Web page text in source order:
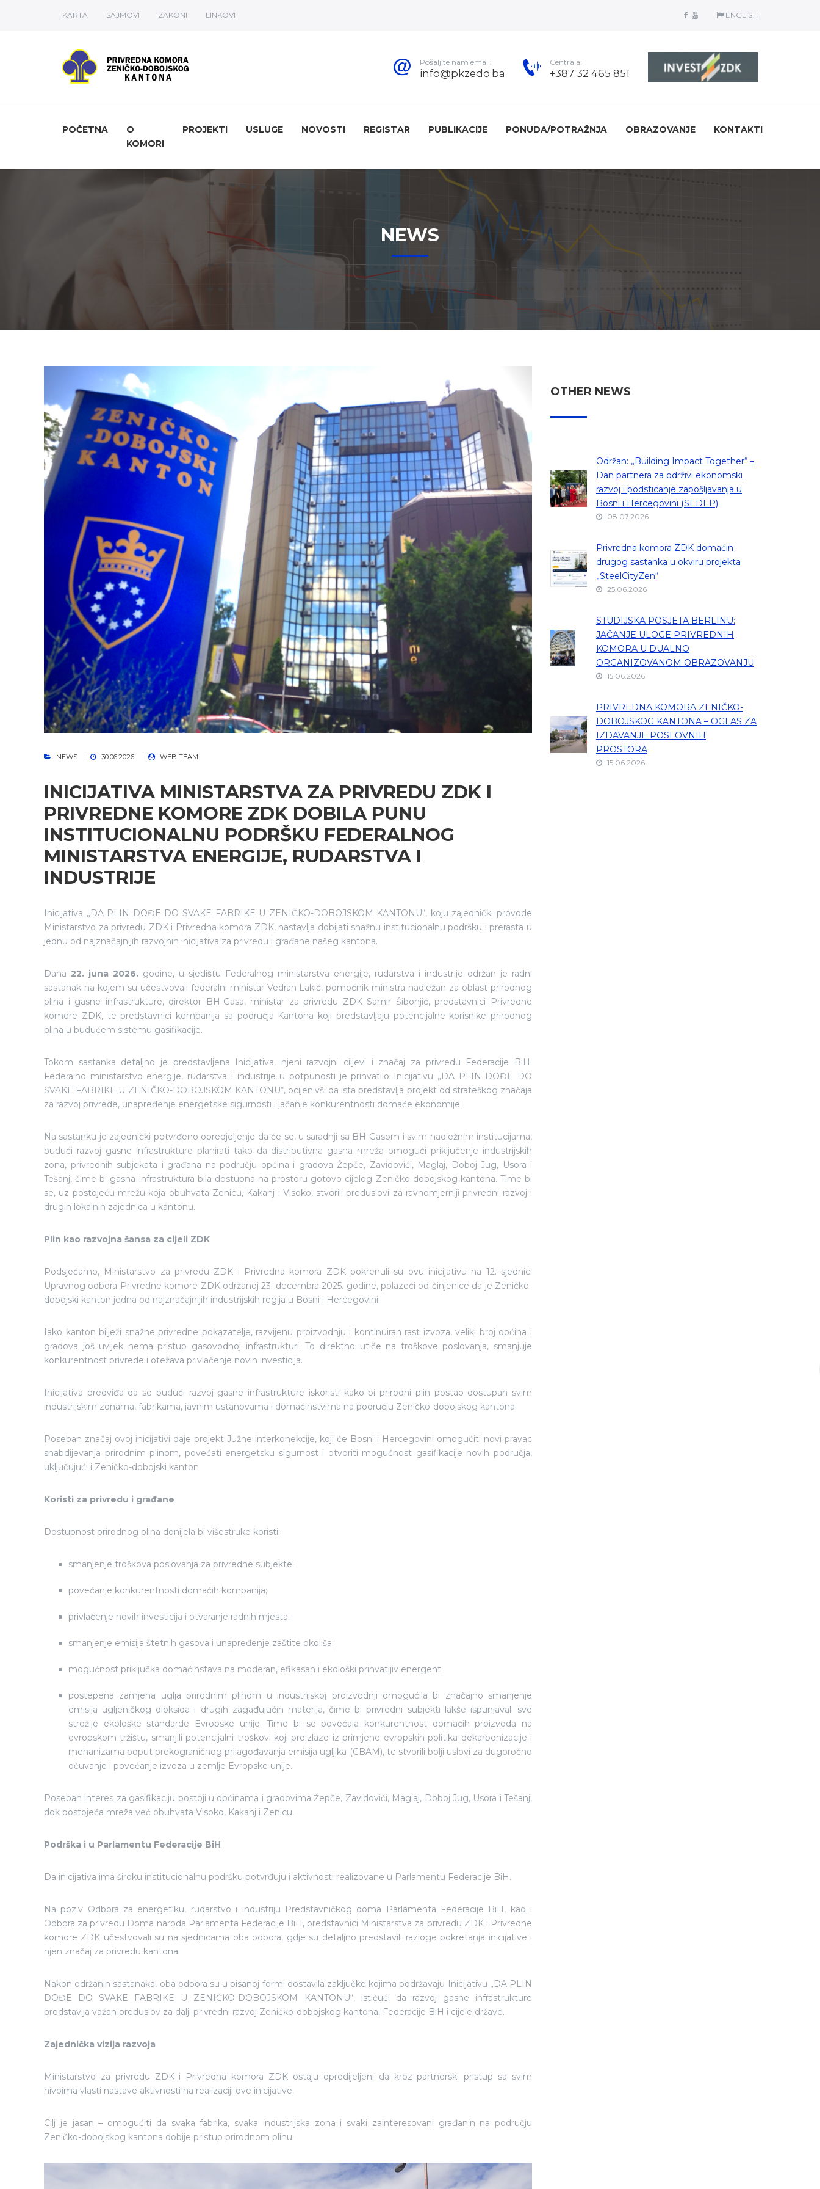
KARTA SAJMOVI ZAKONI LINKOVI ENGLISH
Pošaljite nam email:
info@pkzedo.ba
Centrala:
+387 32 465 851
POČETNA
O
KOMORI
PROJEKTI USLUGE NOVOSTI REGISTAR PUBLIKACIJE PONUDA/POTRAŽNJA OBRAZOVANJE KONTAKTI
NEWS
NEWS 30.06.2026. WEB TEAM
INICIJATIVA MINISTARSTVA ZA PRIVREDU ZDK I
PRIVREDNE KOMORE ZDK DOBILA PUNU
INSTITUCIONALNU PODRŠKU FEDERALNOG
MINISTARSTVA ENERGIJE, RUDARSTVA I
INDUSTRIJE
Inicijativa „DA PLIN DOĐE DO SVAKE FABRIKE U ZENIČKO-DOBOJSKOM KANTONU“, koju zajednički provode
Ministarstvo za privredu ZDK i Privredna komora ZDK, nastavlja dobijati snažnu institucionalnu podršku i prerasta u
jednu od najznačajnijih razvojnih inicijativa za privredu i građane našeg kantona.
Dana 22. juna 2026. godine, u sjedištu Federalnog ministarstva energije, rudarstva i industrije održan je radni
sastanak na kojem su učestvovali federalni ministar Vedran Lakić, pomoćnik ministra nadležan za oblast prirodnog
plina i gasne infrastrukture, direktor BH-Gasa, ministar za privredu ZDK Samir Šibonjić, predstavnici Privredne
komore ZDK, te predstavnici kompanija sa područja Kantona koji predstavljaju potencijalne korisnike prirodnog
plina u budućem sistemu gasifikacije.
Tokom sastanka detaljno je predstavljena Inicijativa, njeni razvojni ciljevi i značaj za privredu Federacije BiH.
Federalno ministarstvo energije, rudarstva i industrije u potpunosti je prihvatilo Inicijativu „DA PLIN DOĐE DO
SVAKE FABRIKE U ZENIČKO-DOBOJSKOM KANTONU“, ocijenivši da ista predstavlja projekt od strateškog značaja
za razvoj privrede, unapređenje energetske sigurnosti i jačanje konkurentnosti domaće ekonomije.
Na sastanku je zajednički potvrđeno opredjeljenje da će se, u saradnji sa BH-Gasom i svim nadležnim institucijama,
budući razvoj gasne infrastrukture planirati tako da distributivna gasna mreža omogući priključenje industrijskih
zona, privrednih subjekata i građana na području općina i gradova Žepče, Zavidovići, Maglaj, Doboj Jug, Usora i
Tešanj, čime bi gasna infrastruktura bila dostupna na prostoru gotovo cijelog Zeničko-dobojskog kantona. Time bi
se, uz postojeću mrežu koja obuhvata Zenicu, Kakanj i Visoko, stvorili preduslovi za ravnomjerniji privredni razvoj i
drugih lokalnih zajednica u kantonu.
Plin kao razvojna šansa za cijeli ZDK
Podsjećamo, Ministarstvo za privredu ZDK i Privredna komora ZDK pokrenuli su ovu inicijativu na 12. sjednici
Upravnog odbora Privredne komore ZDK održanoj 23. decembra 2025. godine, polazeći od činjenice da je Zeničko-
dobojski kanton jedna od najznačajnijih industrijskih regija u Bosni i Hercegovini.
Iako kanton bilježi snažne privredne pokazatelje, razvijenu proizvodnju i kontinuiran rast izvoza, veliki broj općina i
gradova još uvijek nema pristup gasovodnoj infrastrukturi. To direktno utiče na troškove poslovanja, smanjuje
konkurentnost privrede i otežava privlačenje novih investicija.
Inicijativa predviđa da se budući razvoj gasne infrastrukture iskoristi kako bi prirodni plin postao dostupan svim
industrijskim zonama, fabrikama, javnim ustanovama i domaćinstvima na području Zeničko-dobojskog kantona.
Poseban značaj ovoj inicijativi daje projekt Južne interkonekcije, koji će Bosni i Hercegovini omogućiti novi pravac
snabdijevanja prirodnim plinom, povećati energetsku sigurnost i otvoriti mogućnost gasifikacije novih područja,
uključujući i Zeničko-dobojski kanton.
Koristi za privredu i građane
Dostupnost prirodnog plina donijela bi višestruke koristi:
smanjenje troškova poslovanja za privredne subjekte;
povećanje konkurentnosti domaćih kompanija;
privlačenje novih investicija i otvaranje radnih mjesta;
smanjenje emisija štetnih gasova i unapređenje zaštite okoliša;
mogućnost priključka domaćinstava na moderan, efikasan i ekološki prihvatljiv energent;
postepena zamjena uglja prirodnim plinom u industrijskoj proizvodnji omogućila bi značajno smanjenje
emisija ugljeničkog dioksida i drugih zagađujućih materija, čime bi privredni subjekti lakše ispunjavali sve
strožije ekološke standarde Evropske unije. Time bi se povećala konkurentnost domaćih proizvoda na
evropskom tržištu, smanjili potencijalni troškovi koji proizlaze iz primjene evropskih politika dekarbonizacije i
mehanizama poput prekograničnog prilagođavanja emisija ugljika (CBAM), te stvorili bolji uslovi za dugoročno
očuvanje i povećanje izvoza u zemlje Evropske unije.
Poseban interes za gasifikaciju postoji u općinama i gradovima Žepče, Zavidovići, Maglaj, Doboj Jug, Usora i Tešanj,
dok postojeća mreža već obuhvata Visoko, Kakanj i Zenicu.
Podrška i u Parlamentu Federacije BiH
Da inicijativa ima široku institucionalnu podršku potvrđuju i aktivnosti realizovane u Parlamentu Federacije BiH.
Na poziv Odbora za energetiku, rudarstvo i industriju Predstavničkog doma Parlamenta Federacije BiH, kao i
Odbora za privredu Doma naroda Parlamenta Federacije BiH, predstavnici Ministarstva za privredu ZDK i Privredne
komore ZDK učestvovali su na sjednicama oba odbora, gdje su detaljno predstavili razloge pokretanja inicijative i
njen značaj za privredu kantona.
Nakon održanih sastanaka, oba odbora su u pisanoj formi dostavila zaključke kojima podržavaju Inicijativu „DA PLIN
DOĐE DO SVAKE FABRIKE U ZENIČKO-DOBOJSKOM KANTONU“, ističući da razvoj gasne infrastrukture
predstavlja važan preduslov za dalji privredni razvoj Zeničko-dobojskog kantona, Federacije BiH i cijele države.
Zajednička vizija razvoja
Ministarstvo za privredu ZDK i Privredna komora ZDK ostaju opredijeljeni da kroz partnerski pristup sa svim
nivoima vlasti nastave aktivnosti na realizaciji ove inicijative.
Cilj je jasan – omogućiti da svaka fabrika, svaka industrijska zona i svaki zainteresovani građanin na području
Zeničko-dobojskog kantona dobije pristup prirodnom plinu.
OTHER NEWS
Održan: „Building Impact Together“ –
Dan partnera za održivi ekonomski
razvoj i podsticanje zapošljavanja u
Bosni i Hercegovini (SEDEP)
08.07.2026
Privredna komora ZDK domaćin
drugog sastanka u okviru projekta
„SteelCityZen“
25.06.2026
STUDIJSKA POSJETA BERLINU:
JAČANJE ULOGE PRIVREDNIH
KOMORA U DUALNO
ORGANIZOVANOM OBRAZOVANJU
15.06.2026
PRIVREDNA KOMORA ZENIČKO-
DOBOJSKOG KANTONA – OGLAS ZA
IZDAVANJE POSLOVNIH
PROSTORA
15.06.2026